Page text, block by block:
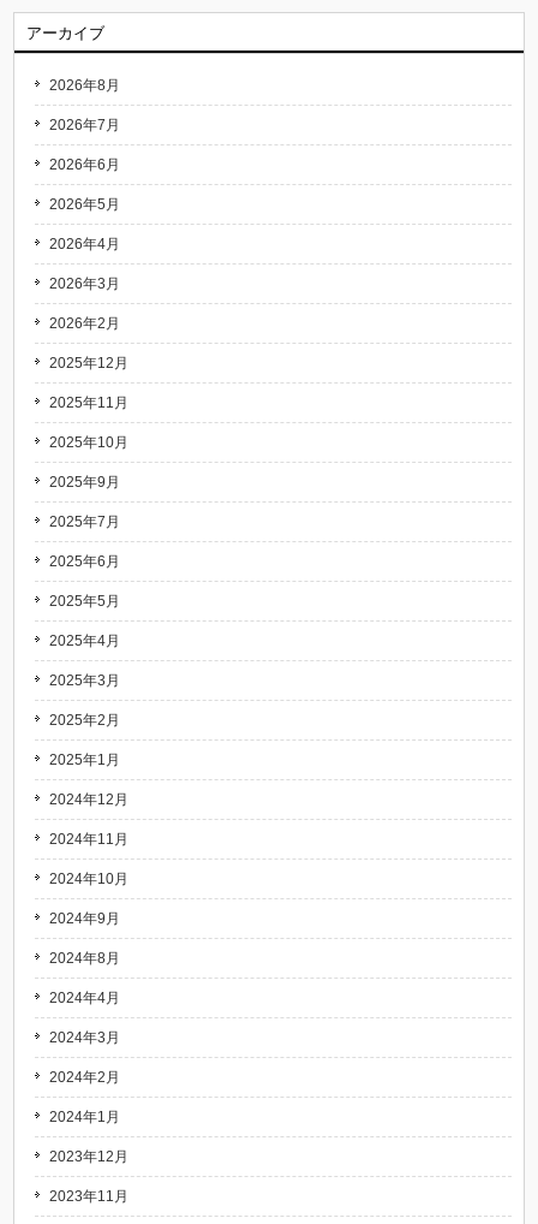
アーカイブ
2026年8月
2026年7月
2026年6月
2026年5月
2026年4月
2026年3月
2026年2月
2025年12月
2025年11月
2025年10月
2025年9月
2025年7月
2025年6月
2025年5月
2025年4月
2025年3月
2025年2月
2025年1月
2024年12月
2024年11月
2024年10月
2024年9月
2024年8月
2024年4月
2024年3月
2024年2月
2024年1月
2023年12月
2023年11月